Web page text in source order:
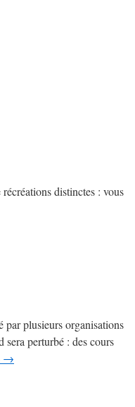
distinctes : vous
par plusieurs organisations
perturbé : des cours
→